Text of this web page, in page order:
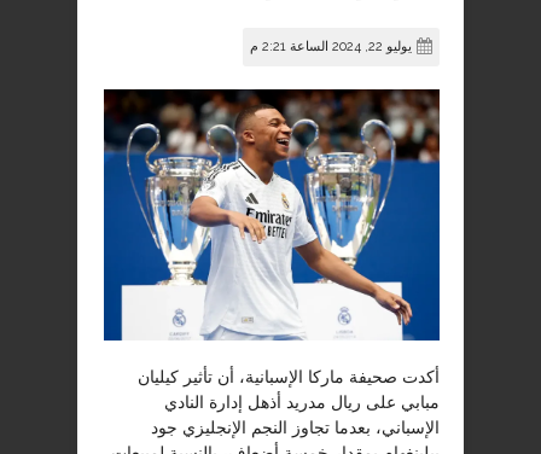
يوليو 22, 2024 الساعة 2:21 م
أكدت صحيفة ماركا الإسبانية، أن تأثير كيليان
مبابي على ريال مدريد أذهل إدارة النادي
الإسباني، بعدما تجاوز النجم الإنجليزي جود